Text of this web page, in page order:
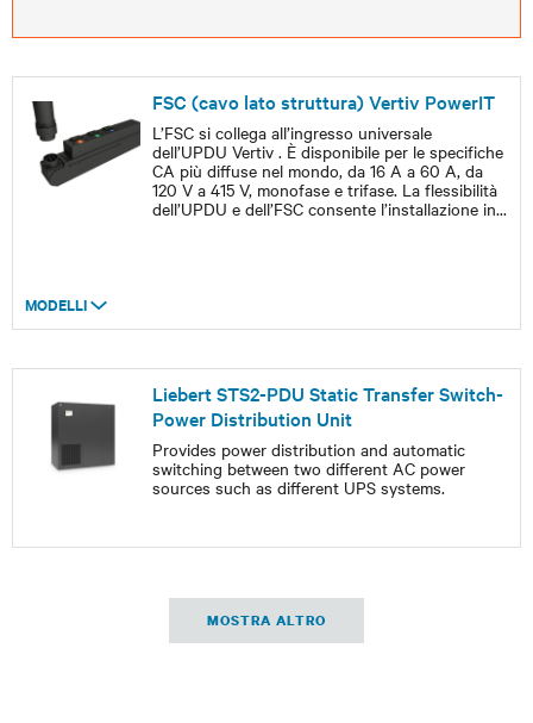
FSC (cavo lato struttura) Vertiv PowerIT
L’FSC si collega all’ingresso universale
dell’UPDU Vertiv . È disponibile per le specifiche
CA più diffuse nel mondo, da 16 A a 60 A, da
120 V a 415 V, monofase e trifase. La flessibilità
dell’UPDU e dell’FSC consente l’installazione in...
MODELLI
Liebert STS2-PDU Static Transfer Switch-
Power Distribution Unit
Provides power distribution and automatic
switching between two different AC power
sources such as different UPS systems.
MOSTRA ALTRO